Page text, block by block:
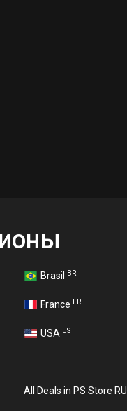
Brasil BR
France FR
USA US
All Deals in PS Store RU